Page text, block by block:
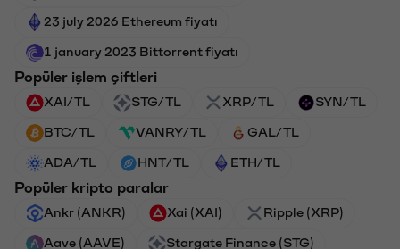
23 july 2026 Ethereum fiyatı
1 january 2023 Bittorrent fiyatı
Popüler işlem çiftleri
XAI/TL STG/TL XRP/TL SYN/TL
BTC/TL VANRY/TL GAL/TL
ADA/TL HNT/TL ETH/TL
Popüler kripto paralar
Ankr (ANKR) Xai (XAI) Ripple (XRP)
Aave (AAVE) Stargate Finance (STG)